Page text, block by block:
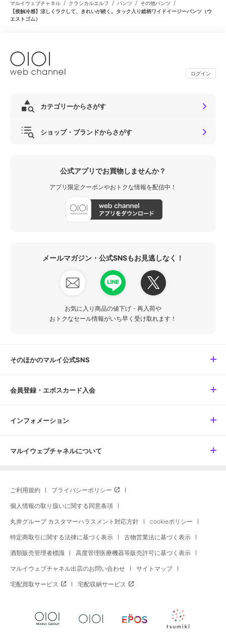
マルイウェブチャネル / クラシカルエルフ / パンツ / その他パンツ /
【接触冷感】涼しくラクして、きれいが続く。タック入り総柄ワイドイージーパンツ（ウ
エストゴム）
ログイン
カテゴリーからさがす
ショップ・ブランドからさがす
公式アプリでお買物しませんか？
アプリ限定クーポンやおトクな情報を配信中！
メールマガジン・公式SNSもお見逃しなく！
お気に入り商品の値下げ・再入荷や
おトクなセール情報がいち早く受け取れます！
そのほかのマルイ公式SNS
会員登録・エポスカード入会
インフォメーション
マルイウェブチャネルについて
ご利用規約 プライバシーポリシー
個人情報の取り扱いに関する同意条項
丸井グループ カスタマーハラスメント対応方針 cookieポリシー
特定商取引に関する法律に基づく表示 古物営業法に基づく表示
酒類販売管理者標識 高度管理医療機器等販売許可に基づく表示
マルイウェブチャネル出店のお問い合わせ サイトマップ
宅配買取サービス 宅配収納サービス